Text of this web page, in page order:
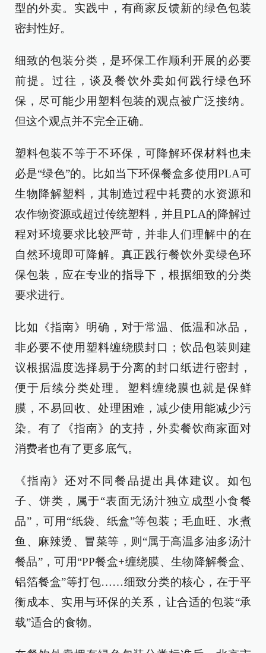
型的外卖。实践中，有商家反馈新的绿色包装
密封性好。
细致的包装分类，是环保工作顺利开展的必要
前提。过往，谈及餐饮外卖如何践行绿色环
保，尽可能少用塑料包装的观点被广泛接纳。
但这个观点并不完全正确。
塑料包装不等于不环保，可降解环保材料也未
必是“绿色”的。比如当下环保餐盒多使用PLA可
生物降解塑料，其制造过程中耗费的水资源和
农作物资源或超过传统塑料，并且PLA的降解过
程对环境要求比较严苛，并非人们理解中的在
自然环境即可降解。真正践行餐饮外卖绿色环
保包装，应在专业的指导下，根据细致的分类
要求进行。
比如《指南》明确，对于常温、低温和冰品，
非必要不使用塑料缠绕膜封口；饮品包装则建
议根据温度选择易于分离的封口纸进行密封，
便于后续分类处理。塑料缠绕膜也就是保鲜
膜，不易回收、处理困难，减少使用能减少污
染。有了《指南》的支持，外卖餐饮商家面对
消费者也有了更多底气。
《指南》还对不同餐品提出具体建议。如包
子、饼类，属于“表面无汤汁独立成型小食餐
品”，可用“纸袋、纸盒”等包装；毛血旺、水煮
鱼、麻辣烫、冒菜等，则“属于高温多油多汤汁
餐品”，可用“PP餐盒+缠绕膜、生物降解餐盒、
铝箔餐盒”等打包……细致分类的核心，在于平
衡成本、实用与环保的关系，让合适的包装“承
载”适合的食物。